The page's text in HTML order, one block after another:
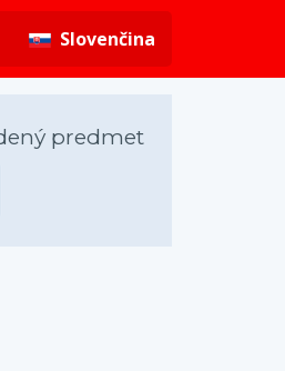
Slovenčina
predmet